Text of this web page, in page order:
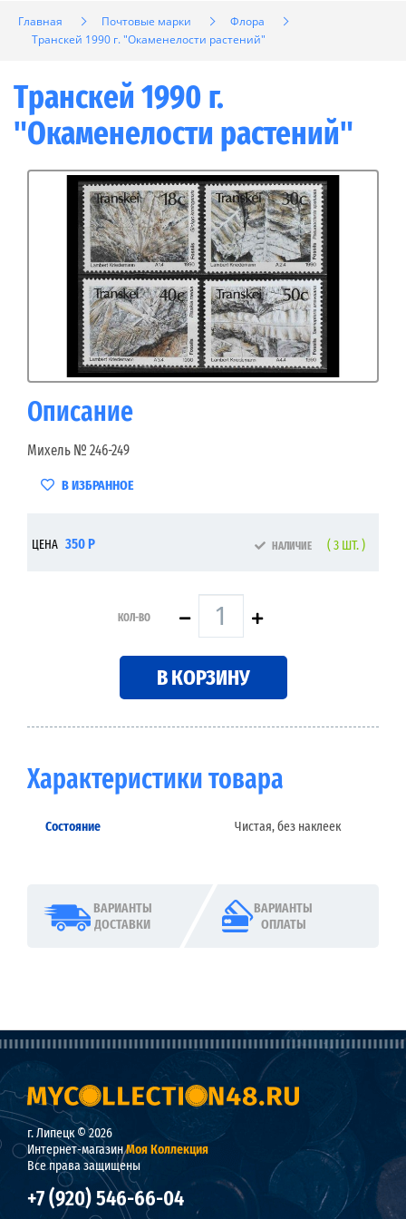
Главная Почтовые марки
Флора
Транскей 1990 г. "Окаменелости растений"
Транскей 1990 г.
"Окаменелости растений"
Описание
Михель № 246-249
В ИЗБРАННОЕ
ЦЕНА 350 Р НАЛИЧИЕ ( 3 ШТ. )
КОЛ-ВО
В КОРЗИНУ
Характеристики товара
Состояние Чистая, без наклеек
ВАРИАНТЫ
ДОСТАВКИ
ВАРИАНТЫ
ОПЛАТЫ
г. Липецк © 2026
Интернет-магазинМоя Коллекция
Все права защищены
+7 (920) 546-66-04